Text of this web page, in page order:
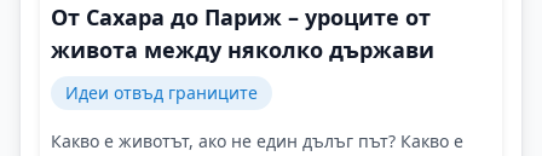
От Сахара до Париж – уроците от
живота между няколко държави
Идеи отвъд границите
Какво е животът, ако не един дълъг път? Какво е